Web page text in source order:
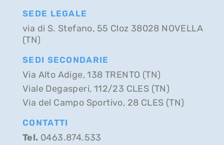
SEDE LEGALE
via di S. Stefano, 55 Cloz 38028 NOVELLA
(TN)
SEDI SECONDARIE
Via Alto Adige, 138 TRENTO (TN)
Viale Degasperi, 112/23 CLES (TN)
Via del Campo Sportivo, 28 CLES (TN)
CONTATTI
Tel. 0463.874.533